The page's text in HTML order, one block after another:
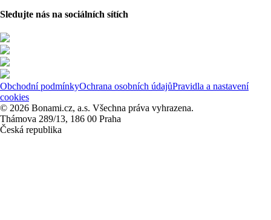
Sledujte nás na sociálních sítích
Obchodní podmínkyOchrana osobních údajůPravidla a nastavení
cookies
© 2026 Bonami.cz, a.s. Všechna práva vyhrazena.
Thámova 289/13, 186 00 Praha
Česká republika